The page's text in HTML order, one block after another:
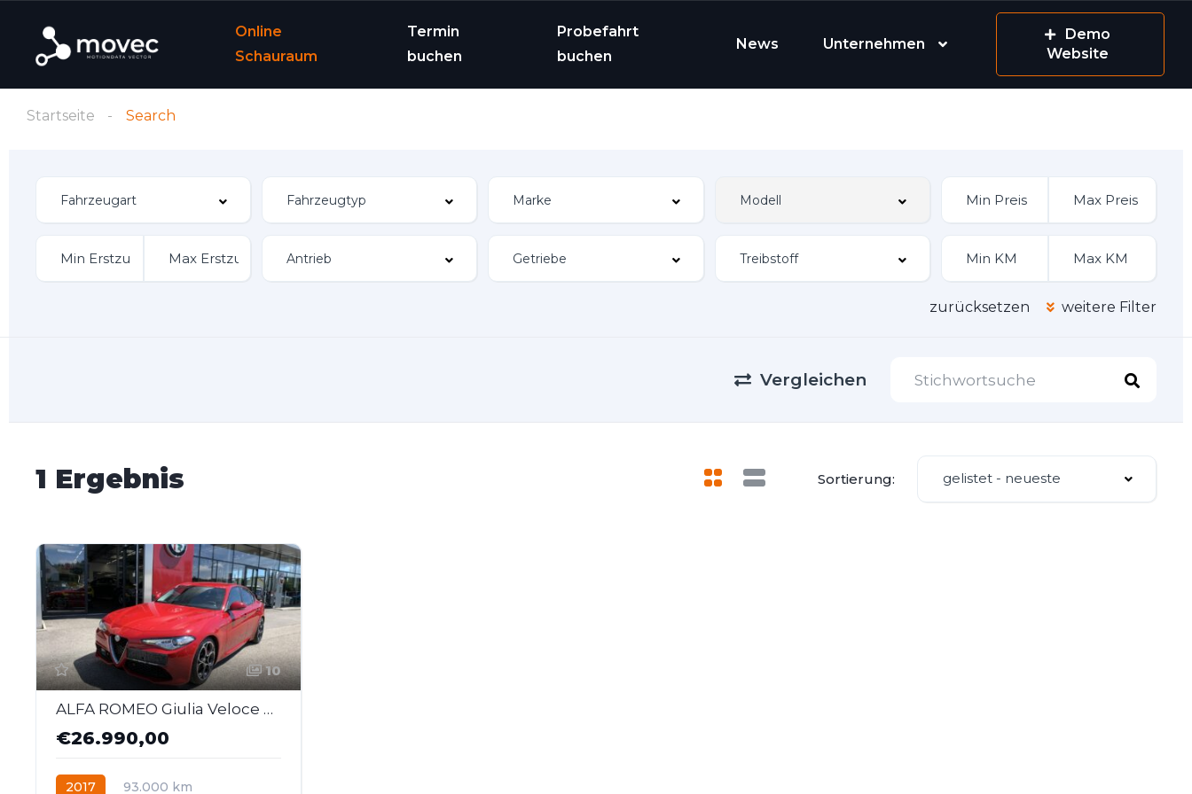
Online
Schauraum
Termin
buchen
Probefahrt
buchen
News Unternehmen
Demo
Website
Startseite Search
zurücksetzen weitere Filter
Vergleichen
1 Ergebnis Sortierung: gelistet - neueste
10
ALFA ROMEO Giulia Veloce 2,2 210 AT AWD
€26.990,00
2017 93.000 km